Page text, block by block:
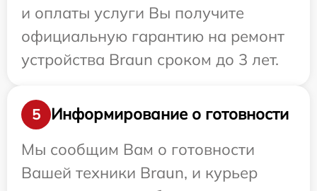
и оплаты услуги Вы получите
официальную гарантию на ремонт
устройства Braun сроком до 3 лет.
5
Информирование о готовности
Мы сообщим Вам о готовности
Вашей техники Braun, и курьер